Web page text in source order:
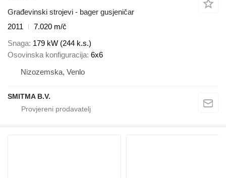
Građevinski strojevi - bager gusjeničar
2011
7.020 m/č
Snaga 179 kW (244 k.s.)
Osovinska konfiguracija 6x6
Nizozemska, Venlo
SMITMA B.V.